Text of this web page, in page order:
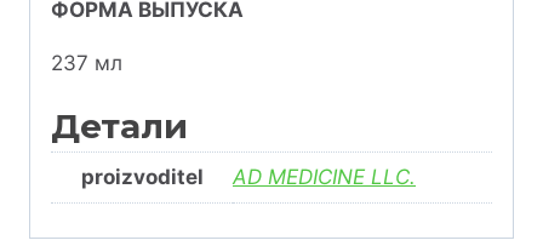
ФОРМА ВЫПУСКА
237 мл
Детали
proizvoditel AD MEDICINE LLC.